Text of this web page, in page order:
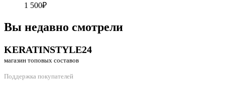
1 500₽
Вы недавно смотрели
KERATINSTYLE24
магазин топовых составов
Поддержка покупателей